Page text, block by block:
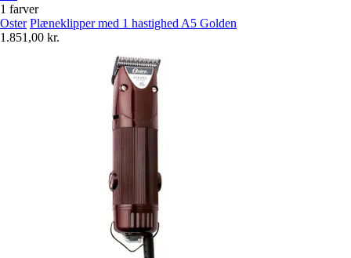
1 farver
Oster Plæneklipper med 1 hastighed A5 Golden
1.851,00 kr.